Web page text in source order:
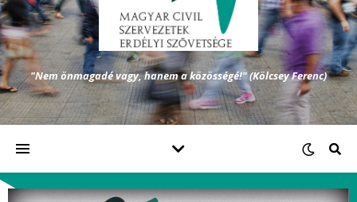
"Nem önmagadé vagy, hanem a közösségé!" (Kölcsey Ferenc)